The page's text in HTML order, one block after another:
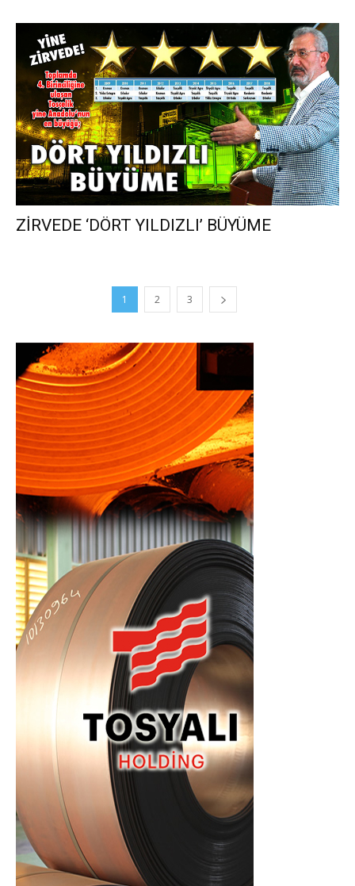
ZİRVEDE ‘DÖRT YILDIZLI’ BÜYÜME
1 2 3